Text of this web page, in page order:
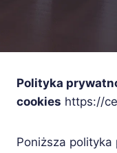
Polityka
cookies https://
Poniższa polityka